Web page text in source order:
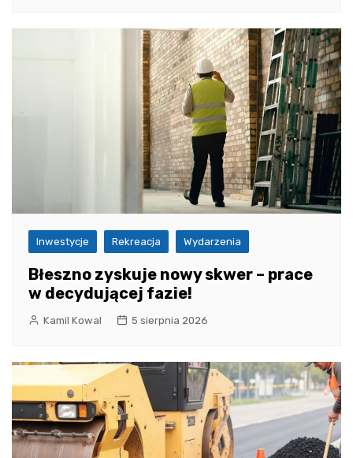
Inwestycje Rekreacja Wydarzenia
Błeszno zyskuje nowy skwer – prace
w decydującej fazie!
Kamil Kowal 5 sierpnia 2026